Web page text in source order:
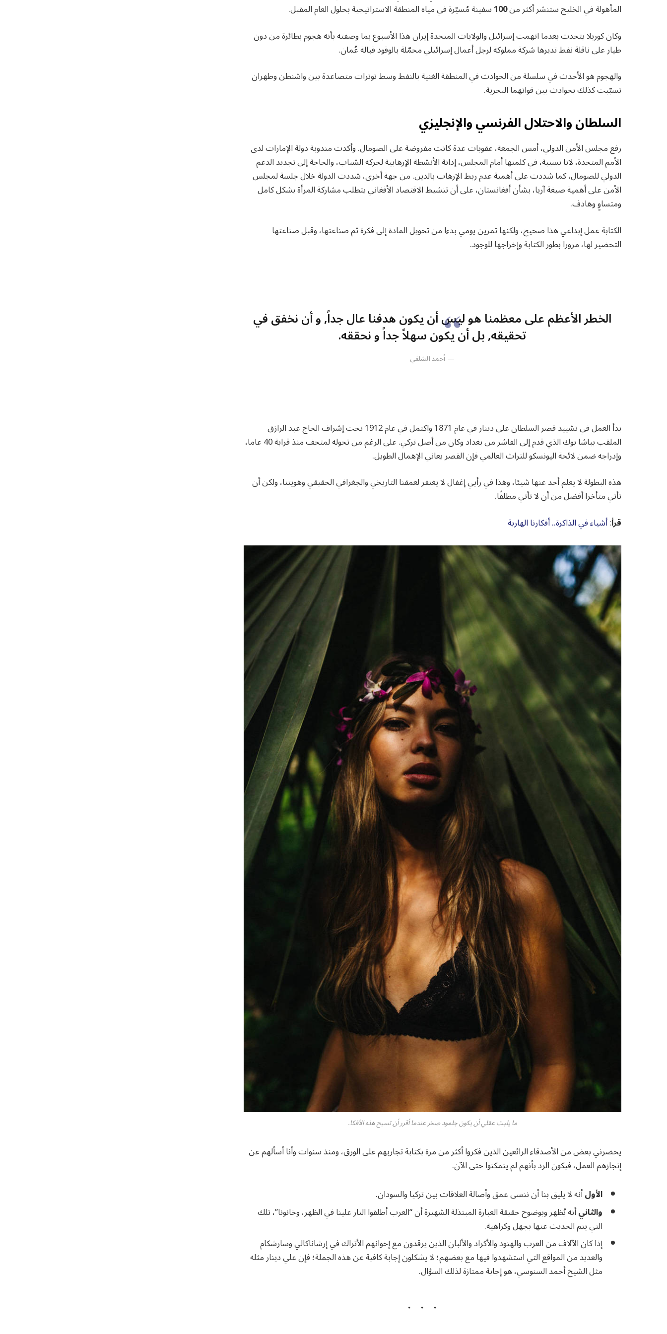
المأهولة في الخليج ستنشر أكثر من100سفينة مُسيّرة في مياه المنطقة الاستراتيجية بحلول العام المقبل.
وكان كوريلا يتحدث بعدما اتهمت إسرائيل والولايات المتحدة إيران هذا الأسبوع بما وصفته بأنه هجوم بطائرة من دون
طيار على ناقلة نفط تديرها شركة مملوكة لرجل أعمال إسرائيلي محمّلة بالوقود قبالة عُمان.
والهجوم هو الأحدث في سلسلة من الحوادث في المنطقة الغنية بالنفط وسط توترات متصاعدة بين واشنطن وطهران
تسبّبت كذلك بحوادث بين قواتهما البحرية.
السلطان والاحتلال الفرنسي والإنجليزي
رفع مجلس الأمن الدولي، أمس الجمعة، عقوبات عدة كانت مفروضة على الصومال. وأكدت مندوبة دولة الإمارات لدى
الأمم المتحدة، لانا نسيبة، في كلمتها أمام المجلس، إدانة الأنشطة الإرهابية لحركة الشباب، والحاجة إلى تجديد الدعم
الدولي للصومال، كما شددت على أهمية عدم ربط الإرهاب بالدين. من جهة أخرى، شددت الدولة خلال جلسة لمجلس
الأمن على أهمية صيغة آريا، بشأن أفغانستان، على أن تنشيط الاقتصاد الأفغاني يتطلب مشاركة المرأة بشكل كامل
ومتساوٍ وهادف.
الكتابة عمل إبداعي هذا صحيح، ولكنها تمرين يومي بدءا من تحويل المادة إلى فكرة ثم صناعتها، وقبل صناعتها
التحضير لها، مرورا بطور الكتابة وإخراجها للوجود.
الخطر الأعظم على معظمنا هو ليس أن يكون هدفنا عال جداً, و أن نخفق في
تحقيقه, بل أن يكون سهلاً جداً و نحققه.
أحمد الشلفي
بدأ العمل في تشييد قصر السلطان علي دينار في عام 1871 واكتمل في عام 1912 تحت إشراف الحاج عبد الرازق
الملقب بباشا بوك الذي قدم إلى الفاشر من بغداد وكان من أصل تركي. على الرغم من تحوله لمتحف منذ قرابة 40 عاما،
وإدراجه ضمن لائحة اليونسكو للتراث العالمي فإن القصر يعاني الإهمال الطويل.
هذه البطولة لا يعلم أحد عنها شيئا، وهذا في رأيي إغفال لا يغتفر لعمقنا التاريخي والجغرافي الحقيقي وهويتنا، ولكن أن
تأتي متأخرا أفضل من أن لا تأتي مطلقًا.
قرأ:أشياء في الذاكرة.. أفكارنا الهاربة
ما يلبث عقلي أن يكون جلمود صخر عندما أقرر أن تسيح هذه الأفكا.
يحضرني بعض من الأصدقاء الرائعين الذين فكروا أكثر من مرة بكتابة تجاربهم على الورق، ومنذ سنوات وأنا أسألهم عن
إنجازهم العمل، فيكون الرد بأنهم لم يتمكنوا حتى الآن.
الأولأنه لا يليق بنا أن ننسى عمق وأصالة العلاقات بين تركيا والسودان.
والثانيأنه يُظهر وبوضوح حقيقة العبارة المبتذلة الشهيرة أن “العرب أطلقوا النار علينا في الظهر، وخانونا”، تلك
التي يتم الحديث عنها بجهل وكراهية.
إذا كان الآلاف من العرب والهنود والأكراد والألبان الذين يرقدون مع إخوانهم الأتراك في إرشاناكالي وسارشكام
والعديد من المواقع التي استشهدوا فيها مع بعضهم؛ لا يشكلون إجابة كافية عن هذه الجملة؛ فإن علي دينار مثله
مثل الشيخ أحمد السنوسي، هو إجابة ممتازة لذلك السؤال.